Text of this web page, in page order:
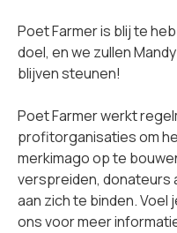
Poet Farmer is blij te
doel, en we zullen
blijven steunen!
Poet Farmer werkt
profitorganisaties om
merkimago op te
verspreiden, donateurs
aan zich te binden. Voel
ons voor meer